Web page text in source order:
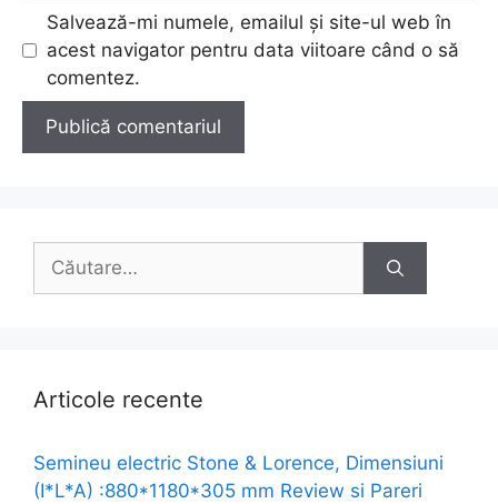
Salvează-mi numele, emailul și site-ul web în
acest navigator pentru data viitoare când o să
comentez.
Caută
Articole recente
Semineu electric Stone & Lorence, Dimensiuni
(I*L*A) :880*1180*305 mm Review si Pareri